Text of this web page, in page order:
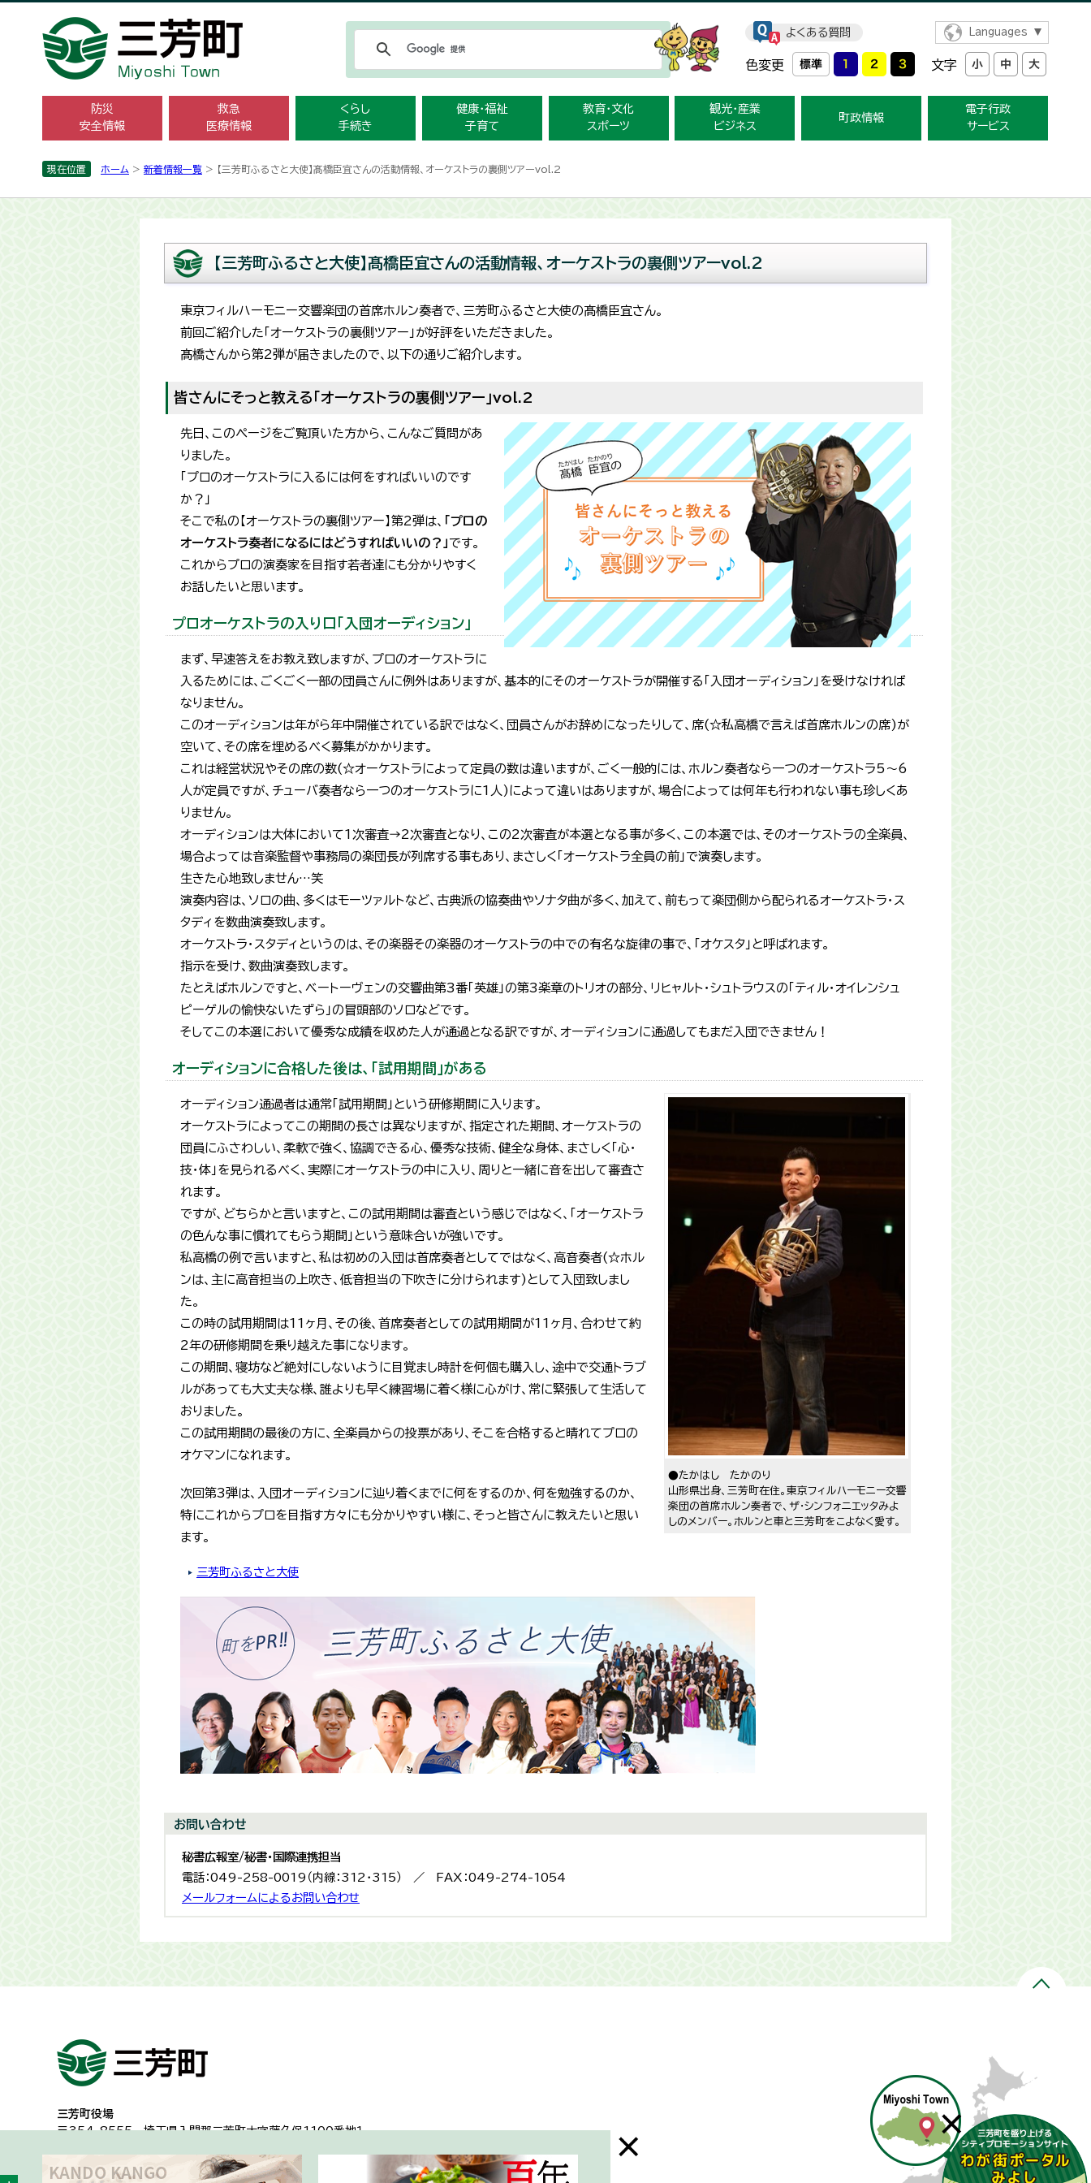
よくある質問 Languages
色変更 文字
防災
安全情報
救急
医療情報
くらし
手続き
健康・福祉
子育て
教育・文化
スポーツ
観光・産業
ビジネス
町政情報
電子行政
サービス
現在位置 ホーム > 新着情報一覧 > 【三芳町ふるさと大使】髙橋臣宜さんの活動情報、オーケストラの裏側ツアーvol.2
【三芳町ふるさと大使】髙橋臣宜さんの活動情報、オーケストラの裏側ツアーvol.2
東京フィルハーモニー交響楽団の首席ホルン奏者で、三芳町ふるさと大使の髙橋臣宜さん。
前回ご紹介した「オーケストラの裏側ツアー」が好評をいただきました。
髙橋さんから第2弾が届きましたので、以下の通りご紹介します。
皆さんにそっと教える「オーケストラの裏側ツアー」vol.2
先日、このページをご覧頂いた方から、こんなご質問があ
りました。
「プロのオーケストラに入るには何をすればいいのです
か？」
そこで私の【オーケストラの裏側ツアー】第2弾は、 「プロの
オーケストラ奏者になるにはどうすればいいの？」 です。
これからプロの演奏家を目指す若者達にも分かりやすく
お話したいと思います。
プロオーケストラの入り口「入団オーディション」
まず、早速答えをお教え致しますが、プロのオーケストラに
入るためには、ごくごく一部の団員さんに例外はありますが、基本的にそのオーケストラが開催する「入団オーディション」を受けなければ
なりません。
このオーディションは年がら年中開催されている訳ではなく、団員さんがお辞めになったりして、席(☆私高橋で言えば首席ホルンの席)が
空いて、その席を埋めるべく募集がかかります。
これは経営状況やその席の数(☆オーケストラによって定員の数は違いますが、ごく一般的には、ホルン奏者なら一つのオーケストラ5〜6
人が定員ですが、チューバ奏者なら一つのオーケストラに1人)によって違いはありますが、場合によっては何年も行われない事も珍しくあ
りません。
オーディションは大体において1次審査→2次審査となり、この2次審査が本選となる事が多く、この本選では、そのオーケストラの全楽員、
場合よっては音楽監督や事務局の楽団長が列席する事もあり、まさしく「オーケストラ全員の前」で演奏します。
生きた心地致しません…笑
演奏内容は、ソロの曲、多くはモーツァルトなど、古典派の協奏曲やソナタ曲が多く、加えて、前もって楽団側から配られるオーケストラ・ス
タディを数曲演奏致します。
オーケストラ・スタディというのは、その楽器その楽器のオーケストラの中での有名な旋律の事で、「オケスタ」と呼ばれます。
指示を受け、数曲演奏致します。
たとえばホルンですと、ベートーヴェンの交響曲第3番「英雄」の第3楽章のトリオの部分、リヒャルト・シュトラウスの「ティル・オイレンシュ
ピーゲルの愉快ないたずら」の冒頭部のソロなどです。
そしてこの本選において優秀な成績を収めた人が通過となる訳ですが、オーディションに通過してもまだ入団できません！
オーディションに合格した後は、「試用期間」がある
●たかはし たかのり
山形県出身、三芳町在住。東京フィルハーモニー交響
楽団の首席ホルン奏者で、ザ・シンフォニエッタみよ
しのメンバー。ホルンと車と三芳町をこよなく愛す。
オーディション通過者は通常「試用期間」という研修期間に入ります。
オーケストラによってこの期間の長さは異なりますが、指定された期間、オーケストラの
団員にふさわしい、柔軟で強く、協調できる心、優秀な技術、健全な身体、まさしく「心・
技・体」を見られるべく、実際にオーケストラの中に入り、周りと一緒に音を出して審査さ
れます。
ですが、どちらかと言いますと、この試用期間は審査という感じではなく、「オーケストラ
の色んな事に慣れてもらう期間」という意味合いが強いです。
私高橋の例で言いますと、私は初めの入団は首席奏者としてではなく、高音奏者(☆ホル
ンは、主に高音担当の上吹き、低音担当の下吹きに分けられます)として入団致しまし
た。
この時の試用期間は11ヶ月、その後、首席奏者としての試用期間が11ヶ月、合わせて約
2年の研修期間を乗り越えた事になります。
この期間、寝坊など絶対にしないように目覚まし時計を何個も購入し、途中で交通トラブ
ルがあっても大丈夫な様、誰よりも早く練習場に着く様に心がけ、常に緊張して生活して
おりました。
この試用期間の最後の方に、全楽員からの投票があり、そこを合格すると晴れてプロの
オケマンになれます。
次回第3弾は、入団オーディションに辿り着くまでに何をするのか、何を勉強するのか、
特にこれからプロを目指す方々にも分かりやすい様に、そっと皆さんに教えたいと思い
ます。
三芳町ふるさと大使
お問い合わせ
秘書広報室/秘書・国際連携担当
電話：049-258-0019（内線：312・315） ／ FAX：049-274-1054
メールフォームによるお問い合わせ
三芳町役場
〒354-8555埼玉県入間郡三芳町大字藤久保1100番地１
一般的な業務時間8時30分から17時15分（土日祝日及び年末年始はお休み）